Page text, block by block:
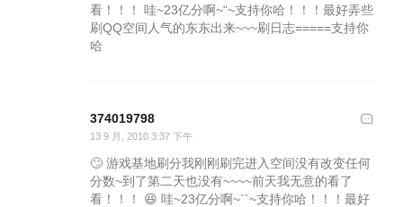
看！！！ 哇~23亿分啊~“~支持你哈！！！最好弄些
刷QQ空间人气的东东出来~~~刷日志=====支持你
哈
374019798
13 9 月, 2010 3:37 下午
🙄 游戏基地刷分我刚刚刷完进入空间没有改变任何
分数~到了第二天也没有~~~~前天我无意的看了
看！！！ 😆 哇~23亿分啊~``~支持你哈！！！最好